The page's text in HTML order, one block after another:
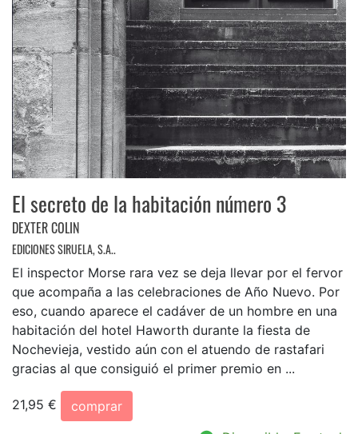
El secreto de la habitación número 3
DEXTER COLIN
EDICIONES SIRUELA, S.A..
El inspector Morse rara vez se deja llevar por el fervor
que acompaña a las celebraciones de Año Nuevo. Por
eso, cuando aparece el cadáver de un hombre en una
habitación del hotel Haworth durante la fiesta de
Nochevieja, vestido aún con el atuendo de rastafari
gracias al que consiguió el primer premio en ...
21,95 €
comprar